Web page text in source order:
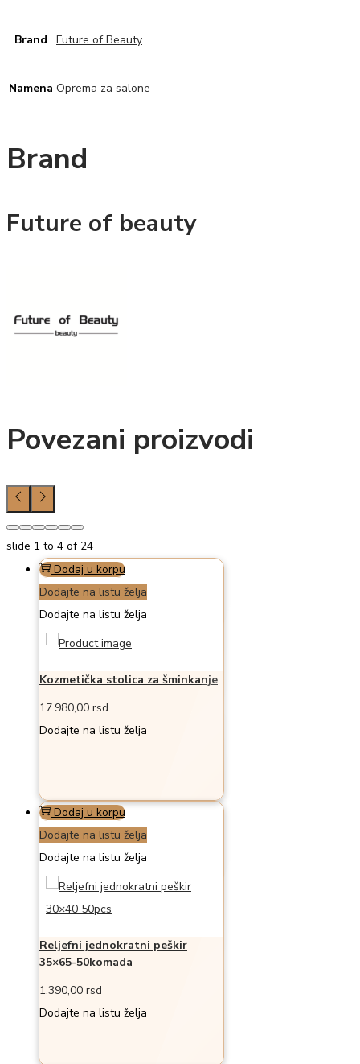
Brand Future of Beauty
Namena Oprema za salone
Brand
Future of beauty
Povezani proizvodi
slide 1 to 4 of 24
Dodaj u korpu
Dodajte na listu želja
Dodajte na listu želja
Kozmetička stolica za šminkanje
17.980,00 rsd
Dodajte na listu želja
Dodaj u korpu
Dodajte na listu želja
Dodajte na listu želja
Reljefni jednokratni peškir
35×65-50komada
1.390,00 rsd
Dodajte na listu želja